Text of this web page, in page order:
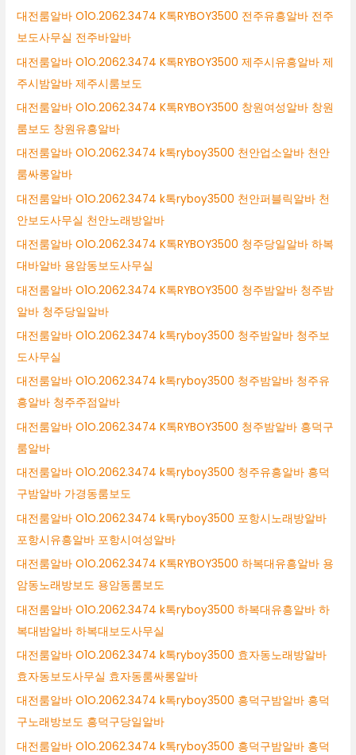
대전룸알바 O1O.2062.3474 K톡RYBOY3500 전주유흥알바 전주
보도사무실 전주바알바
대전룸알바 O1O.2062.3474 K톡RYBOY3500 제주시유흥알바 제
주시밤알바 제주시룸보도
대전룸알바 O1O.2062.3474 K톡RYBOY3500 창원여성알바 창원
룸보도 창원유흥알바
대전룸알바 O1O.2062.3474 k톡ryboy3500 천안업소알바 천안
룸싸롱알바
대전룸알바 O1O.2062.3474 k톡ryboy3500 천안퍼블릭알바 천
안보도사무실 천안노래방알바
대전룸알바 O1O.2062.3474 K톡RYBOY3500 청주당일알바 하복
대바알바 용암동보도사무실
대전룸알바 O1O.2062.3474 K톡RYBOY3500 청주밤알바 청주밤
알바 청주당일알바
대전룸알바 O1O.2062.3474 k톡ryboy3500 청주밤알바 청주보
도사무실
대전룸알바 O1O.2062.3474 k톡ryboy3500 청주밤알바 청주유
흥알바 청주주점알바
대전룸알바 O1O.2062.3474 K톡RYBOY3500 청주밤알바 흥덕구
룸알바
대전룸알바 O1O.2062.3474 k톡ryboy3500 청주유흥알바 흥덕
구밤알바 가경동룸보도
대전룸알바 O1O.2062.3474 k톡ryboy3500 포항시노래방알바
포항시유흥알바 포항시여성알바
대전룸알바 O1O.2062.3474 K톡RYBOY3500 하복대유흥알바 용
암동노래방보도 용암동룸보도
대전룸알바 O1O.2062.3474 k톡ryboy3500 하복대유흥알바 하
복대밤알바 하복대보도사무실
대전룸알바 O1O.2062.3474 k톡ryboy3500 효자동노래방알바
효자동보도사무실 효자동룸싸롱알바
대전룸알바 O1O.2062.3474 k톡ryboy3500 흥덕구밤알바 흥덕
구노래방보도 흥덕구당일알바
대전룸알바 O1O.2062.3474 k톡ryboy3500 흥덕구밤알바 흥덕